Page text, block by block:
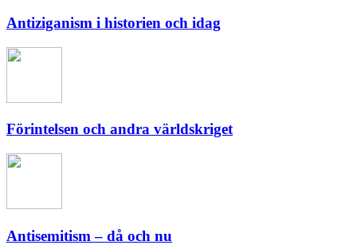
Antiziganism i historien och idag
Förintelsen och andra världskriget
Antisemitism – då och nu